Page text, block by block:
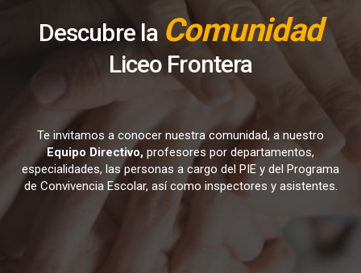
Descubre la Comunidad
Liceo Frontera
Te invitamos a conocer nuestra comunidad, a nuestro
Equipo Directivo, profesores por departamentos,
especialidades, las personas a cargo del PIE y del Programa
de Convivencia Escolar, así como inspectores y asistentes.